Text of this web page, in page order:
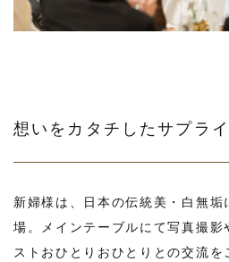
想いをカタチしたサプラ
新婦様は、日本の伝統美・白無垢
場。メインテーブルにて写真撮
ストおひとりおひとりとの交流を